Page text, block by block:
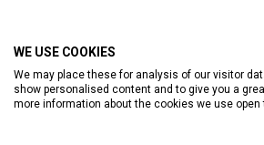
WE USE COOKIES
We may place these for analysis of our visitor
show personalised content and to give you a
more information about the cookies we use